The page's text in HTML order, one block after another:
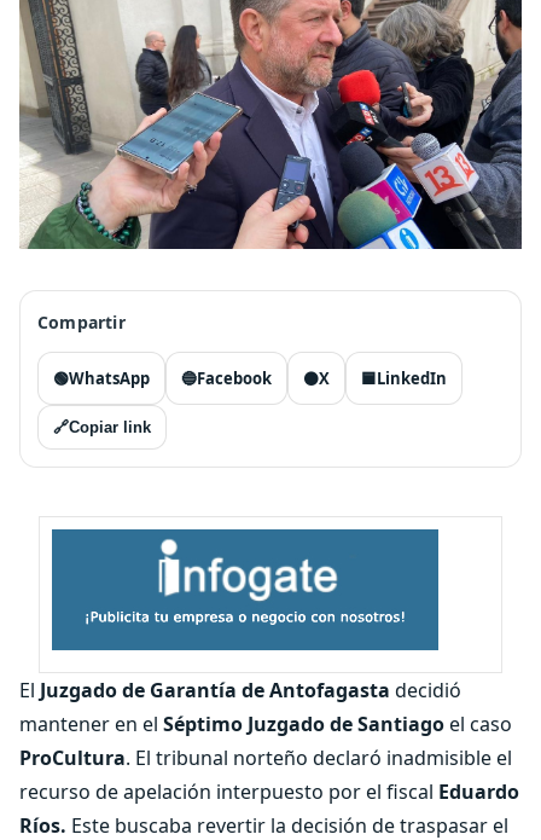
Compartir
🟢WhatsApp 🔵Facebook ⚫X 🟦LinkedIn
🔗Copiar link
El Juzgado de Garantía de Antofagasta decidió
mantener en el Séptimo Juzgado de Santiagoel caso
ProCultura. El tribunal norteño declaró inadmisible el
recurso de apelación interpuesto por el fiscal Eduardo
Ríos. Este buscaba revertir la decisión de traspasar el